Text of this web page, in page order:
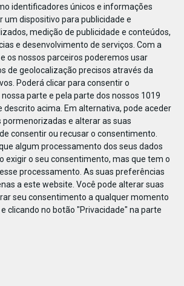
identificadores únicos e informações
um dispositivo para publicidade e
medição de publicidade e conteúdos,
e desenvolvimento de serviços. Com a
os nossos parceiros poderemos usar
de geolocalização precisos através da
Poderá clicar para consentir o
parte e pela parte dos nossos 1019
descrito acima. Em alternativa, pode aceder
e alterar as suas
consentir ou recusar o consentimento.
algum processamento dos seus dados
exigir o seu consentimento, mas que tem o
processamento. As suas preferências
a este website. Você pode alterar suas
seu consentimento a qualquer momento
clicando no botão "Privacidade" na parte